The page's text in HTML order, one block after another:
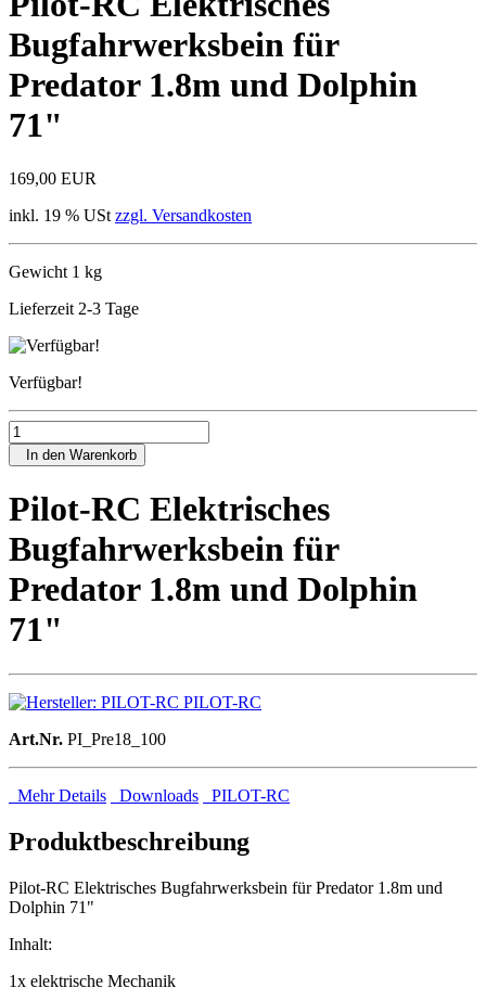
Bugfahrwerksbein für
Predator 1.8m und Dolphin
71"
169,00 EUR
inkl. 19 % USt zzgl. Versandkosten
Gewicht 1 kg
Lieferzeit 2-3 Tage
Verfügbar!
In den Warenkorb
Pilot-RC Elektrisches
Bugfahrwerksbein für
Predator 1.8m und Dolphin
71"
PILOT-RC
Art.Nr. PI_Pre18_100
Mehr Details Downloads PILOT-RC
Produktbeschreibung
Pilot-RC Elektrisches Bugfahrwerksbein für Predator 1.8m und
Dolphin 71"
Inhalt:
1x elektrische Mechanik